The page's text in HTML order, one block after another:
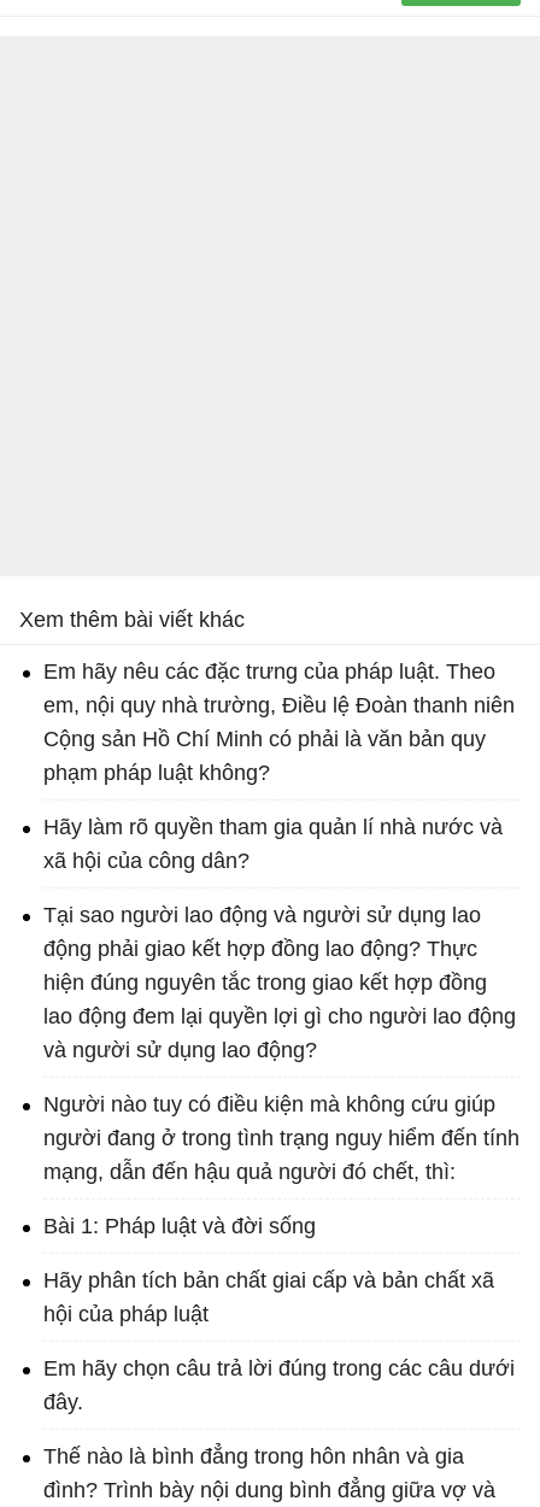
Xem thêm bài viết khác
Em hãy nêu các đặc trưng của pháp luật. Theo
em, nội quy nhà trường, Điều lệ Đoàn thanh niên
Cộng sản Hồ Chí Minh có phải là văn bản quy
phạm pháp luật không?
Hãy làm rõ quyền tham gia quản lí nhà nước và
xã hội của công dân?
Tại sao người lao động và người sử dụng lao
động phải giao kết hợp đồng lao động? Thực
hiện đúng nguyên tắc trong giao kết hợp đồng
lao động đem lại quyền lợi gì cho người lao động
và người sử dụng lao động?
Người nào tuy có điều kiện mà không cứu giúp
người đang ở trong tình trạng nguy hiểm đến tính
mạng, dẫn đến hậu quả người đó chết, thì:
Bài 1: Pháp luật và đời sống
Hãy phân tích bản chất giai cấp và bản chất xã
hội của pháp luật
Em hãy chọn câu trả lời đúng trong các câu dưới
đây.
Thế nào là bình đẳng trong hôn nhân và gia
đình? Trình bày nội dung bình đẳng giữa vợ và